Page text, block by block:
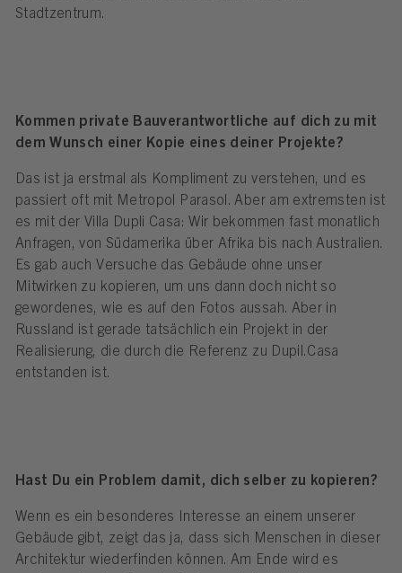
Stadtzentrum.
Kommen private Bauverantwortliche auf dich zu mit
dem Wunsch einer Kopie eines deiner Projekte?
Das ist ja erstmal als Kompliment zu verstehen, und es
passiert oft mit Metropol Parasol. Aber am extremsten ist
es mit der Villa Dupli Casa: Wir bekommen fast monatlich
Anfragen, von Südamerika über Afrika bis nach Australien.
Es gab auch Versuche das Gebäude ohne unser
Mitwirken zu kopieren, um uns dann doch nicht so
gewordenes, wie es auf den Fotos aussah. Aber in
Russland ist gerade tatsächlich ein Projekt in der
Realisierung, die durch die Referenz zu Dupil.Casa
entstanden ist.
Hast Du ein Problem damit, dich selber zu kopieren?
Wenn es ein besonderes Interesse an einem unserer
Gebäude gibt, zeigt das ja, dass sich Menschen in dieser
Architektur wiederfinden können. Am Ende wird es